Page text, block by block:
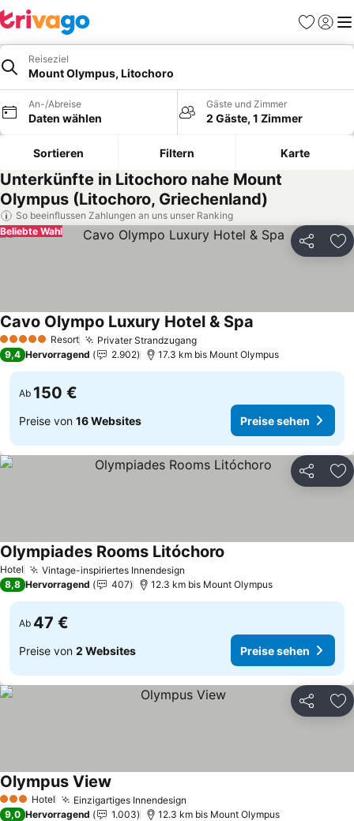
Favoriten
Reiseziel
Mount Olympus, Litochoro
An-/Abreise
Daten wählen
Gäste und Zimmer
2 Gäste, 1 Zimmer
Sortieren Filtern Karte
Unterkünfte in Litochoro nahe Mount
Olympus (Litochoro, Griechenland)
So beeinflussen Zahlungen an uns unser Ranking
Teilen
Beliebte Wahl
5 Sterne Resort Privater Strandzugang
Cavo Olympo Luxury Hotel & Spa
9,4 Hervorragend 2.902 17.3 km bis Mount Olympus
Ab 150 €
Preise von 16 Websites Preise sehen
Teilen
Hotel Vintage-inspiriertes Innendesign
Olympiades Rooms Litóchoro
8,8 Hervorragend 407 12.3 km bis Mount Olympus
Ab 47 €
Preise von 2 Websites Preise sehen
Teilen
3 SterneHotel Einzigartiges Innendesign
Olympus View
9,0 Hervorragend 1.003 12.3 km bis Mount Olympus